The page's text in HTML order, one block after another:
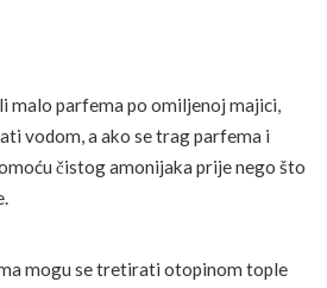
malo parfema po omiljenoj majici,
vodom, a ako se trag parfema i
čistog amonijaka prije nego što
mogu se tretirati otopinom tople